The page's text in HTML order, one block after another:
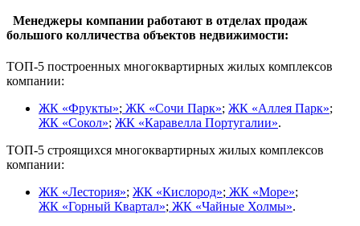
Менеджеры компании работают в отделах продаж
большого колличества объектов недвижимости:
ТОП-5 построенных многоквартирных жилых комплексов
компании:
ЖК «Фрукты»; ЖК «Сочи Парк»; ЖК «Аллея Парк»;
ЖК «Сокол»; ЖК «Каравелла Португалии».
ТОП-5 строящихся многоквартирных жилых комплексов
компании:
ЖК «Лестория»; ЖК «Кислород»; ЖК «Море»;
ЖК «Горный Квартал»; ЖК «Чайные Холмы».